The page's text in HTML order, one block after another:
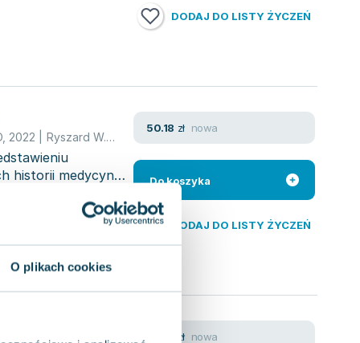
O plikach cookies
DODAJ DO LISTY ŻYCZEŃ
2022 Ryszard W. Grygle Katarzyna Ceklarz
historii medycyny
50.18 zł nowa
Do koszyka
DODAJ DO LISTY ŻYCZEŃ
zł nowa